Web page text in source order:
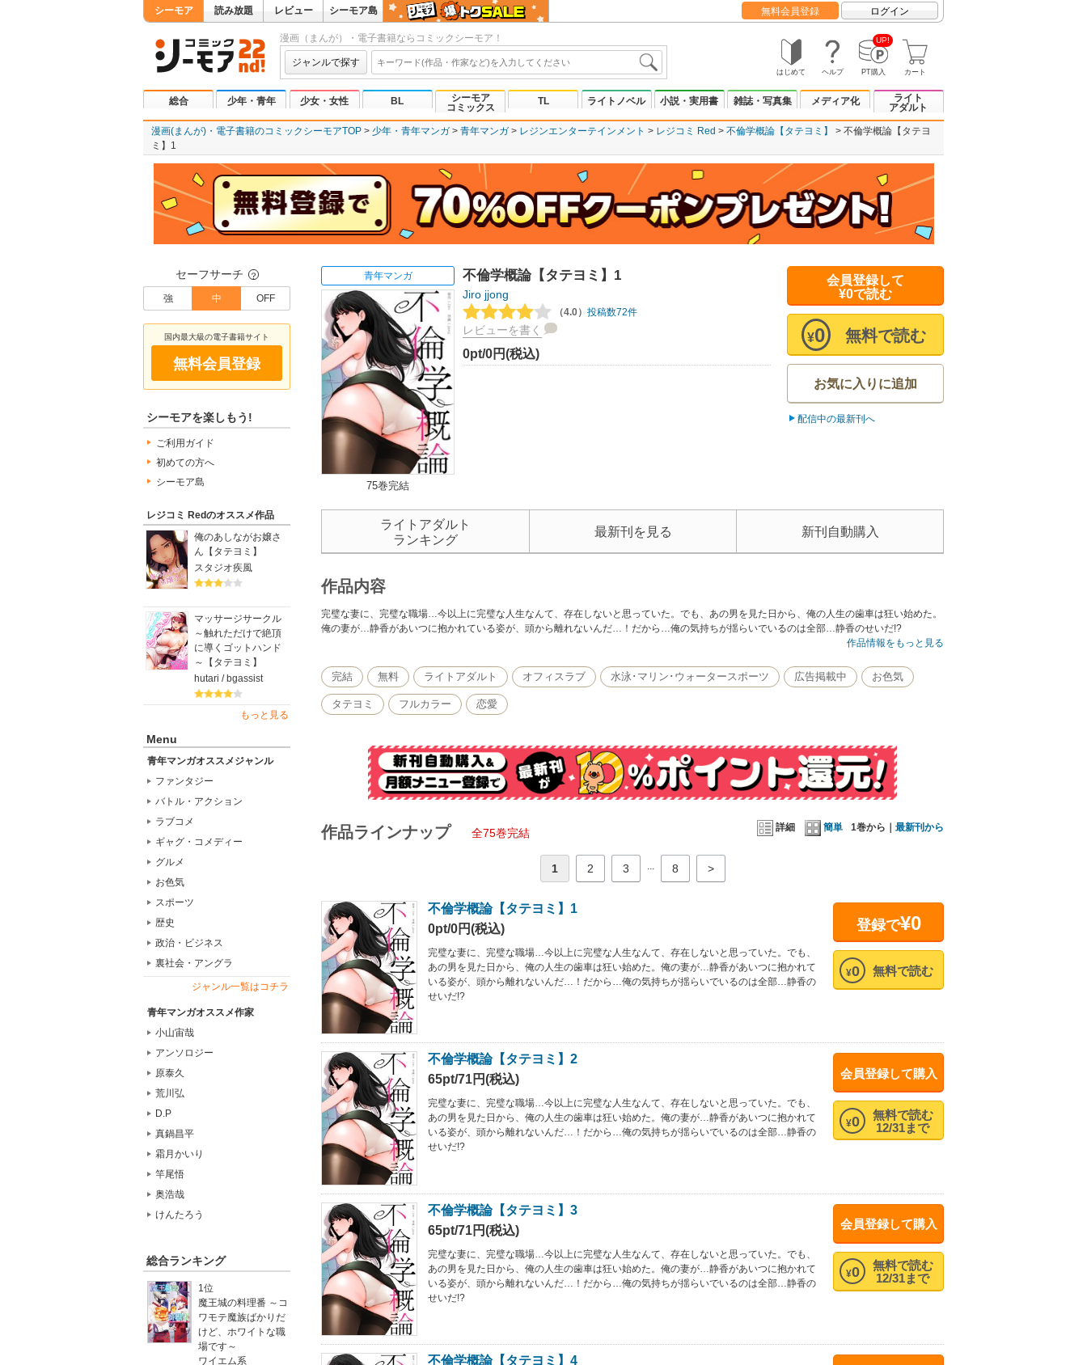
シーモア 読み放題 レビュー シーモア島 無料会員登録 ログイン
漫画（まんが）・電子書籍ならコミックシーモア！
ジャンルで探す
はじめて ヘルプ
UP!
PT購入 カート
総合 少年・青年 少女・女性 BL
シーモア
コミックス
TL ライトノベル 小説・実用書 雑誌・写真集 メディア化
ライト
アダルト
漫画(まんが)・電子書籍のコミックシーモアTOP 少年・青年マンガ 青年マンガ レジンエンターテインメント レジコミ Red 不倫学概論【タテヨミ】
不倫学概論【タテヨ
ミ】1
セーフサーチ ？
強 中 OFF
国内最大級の電子書籍サイト
無料会員登録
シーモアを楽しもう!
ご利用ガイド
初めての方へ
シーモア島
レジコミ Redのオススメ作品
俺のあしながお嬢さ
ん【タテヨミ】
スタジオ疾風
マッサージサークル
～触れただけで絶頂
に導くゴットハンド
～【タテヨミ】
hutari / bgassist
もっと見る
Menu
青年マンガオススメジャンル
ファンタジー
バトル・アクション
ラブコメ
ギャグ・コメディー
グルメ
お色気
スポーツ
歴史
政治・ビジネス
裏社会・アングラ
ジャンル一覧はコチラ
青年マンガオススメ作家
小山宙哉
アンソロジー
原泰久
荒川弘
D.P
真鍋昌平
霜月かいり
竿尾悟
奥浩哉
けんたろう
総合ランキング
1位
魔王城の料理番 ～コ
ワモテ魔族ばかりだ
けど、ホワイトな職
場です～
ワイエム系
青年マンガ
75巻完結
不倫学概論【タテヨミ】1
Jiro jjong
（4.0） 投稿数72件
レビューを書く
0pt/0円(税込)
会員登録して
¥0で読む
無料で読む
¥0
お気に入りに追加
配信中の最新刊へ
ライトアダルト
ランキング
最新刊を見る 新刊自動購入
作品内容
完璧な妻に、完璧な職場…今以上に完璧な人生なんて、存在しないと思っていた。でも、あの男を見た日から、俺の人生の歯車は狂い始めた。
俺の妻が…静香があいつに抱かれている姿が、頭から離れないんだ…！だから…俺の気持ちが揺らいでいるのは全部…静香のせいだ!?
作品情報をもっと見る
完結 無料 ライトアダルト オフィスラブ 水泳･マリン･ウォータースポーツ 広告掲載中 お色気
タテヨミ フルカラー 恋愛
詳細 簡単 1巻から｜ 最新刊から
作品ラインナップ 全75巻完結
1 2 3 ... 8 >
登録で¥0
無料で読む
¥0
不倫学概論【タテヨミ】1
0pt/0円(税込)
完璧な妻に、完璧な職場…今以上に完璧な人生なんて、存在しないと思っていた。でも、
あの男を見た日から、俺の人生の歯車は狂い始めた。俺の妻が…静香があいつに抱かれて
いる姿が、頭から離れないんだ…！だから…俺の気持ちが揺らいでいるのは全部…静香の
せいだ!?
会員登録して購入
無料で読む
12/31まで
¥0
不倫学概論【タテヨミ】2
65pt/71円(税込)
完璧な妻に、完璧な職場…今以上に完璧な人生なんて、存在しないと思っていた。でも、
あの男を見た日から、俺の人生の歯車は狂い始めた。俺の妻が…静香があいつに抱かれて
いる姿が、頭から離れないんだ…！だから…俺の気持ちが揺らいでいるのは全部…静香の
せいだ!?
会員登録して購入
無料で読む
12/31まで
¥0
不倫学概論【タテヨミ】3
65pt/71円(税込)
完璧な妻に、完璧な職場…今以上に完璧な人生なんて、存在しないと思っていた。でも、
あの男を見た日から、俺の人生の歯車は狂い始めた。俺の妻が…静香があいつに抱かれて
いる姿が、頭から離れないんだ…！だから…俺の気持ちが揺らいでいるのは全部…静香の
せいだ!?
不倫学概論【タテヨミ】4